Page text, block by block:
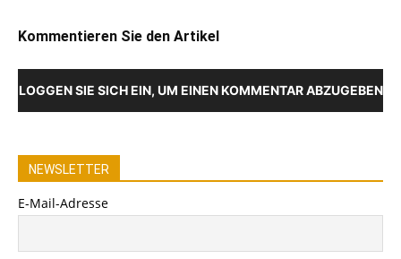
Kommentieren Sie den Artikel
LOGGEN SIE SICH EIN, UM EINEN KOMMENTAR ABZUGEBEN
NEWSLETTER
E-Mail-Adresse